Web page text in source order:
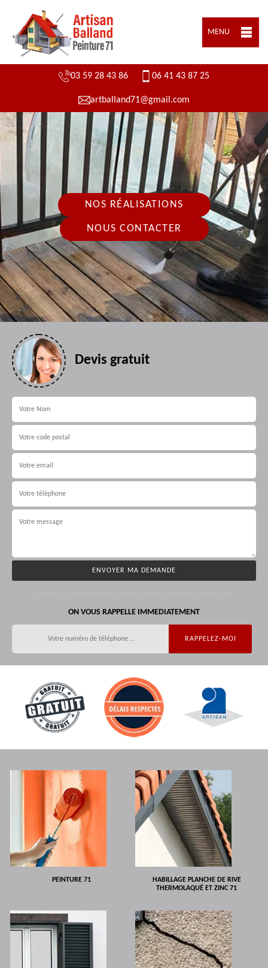
MENU
03 59 28 43 86 06 41 43 87 25
artballand71@gmail.com
NOS RÉALISATIONS
NOUS CONTACTER
Devis gratuit
ON VOUS RAPPELLE IMMEDIATEMENT
PEINTURE 71
HABILLAGE PLANCHE DE RIVE
THERMOLAQUÉ ET ZINC 71